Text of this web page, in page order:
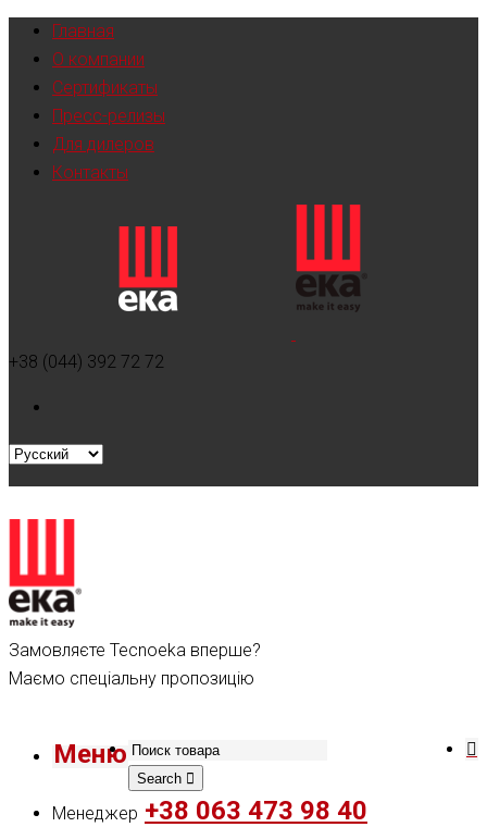
Главная
О компании
Сертификаты
Пресс-релизы
Для дилеров
Контакты
+38 (044) 392 72 72
Замовляєте Tecnoeka вперше?
Маємо спеціальну пропозицію
Меню
Search
Менеджер +38 063 473 98 40